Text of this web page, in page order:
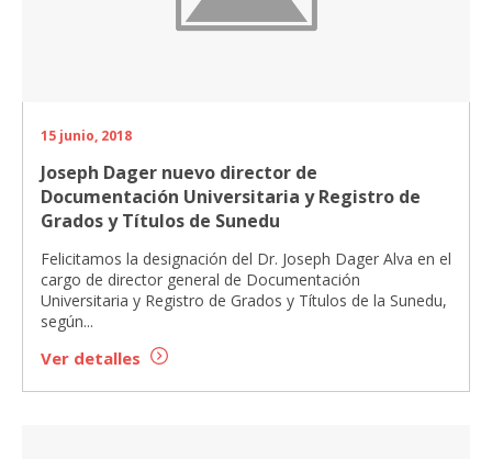
15 junio, 2018
Joseph Dager nuevo director de
Documentación Universitaria y Registro de
Grados y Títulos de Sunedu
Felicitamos la designación del Dr. Joseph Dager Alva en el
cargo de director general de Documentación
Universitaria y Registro de Grados y Títulos de la Sunedu,
según...
Ver detalles